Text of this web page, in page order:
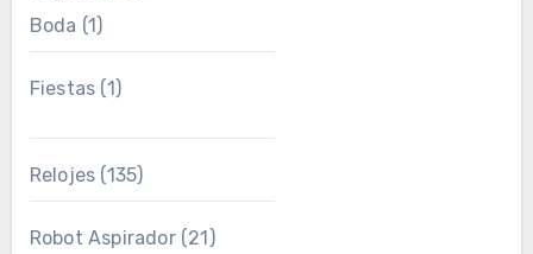
Boda (1)
Fiestas (1)
Relojes (135)
Robot Aspirador(21)